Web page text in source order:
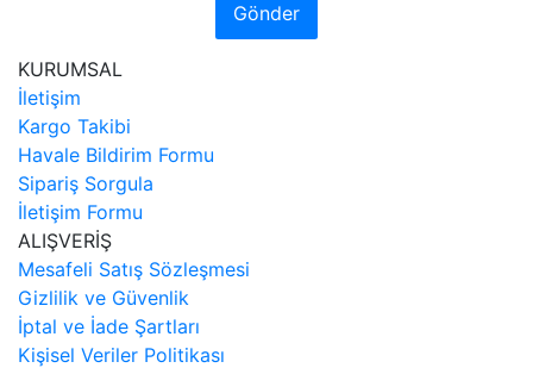
Gönder
KURUMSAL
İletişim
Kargo Takibi
Havale Bildirim Formu
Sipariş Sorgula
İletişim Formu
ALIŞVERİŞ
Mesafeli Satış Sözleşmesi
Gizlilik ve Güvenlik
İptal ve İade Şartları
Kişisel Veriler Politikası